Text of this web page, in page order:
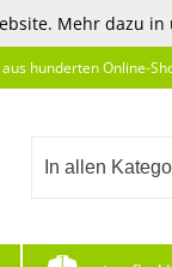
Mehr dazu in
hunderten Online-
In allen